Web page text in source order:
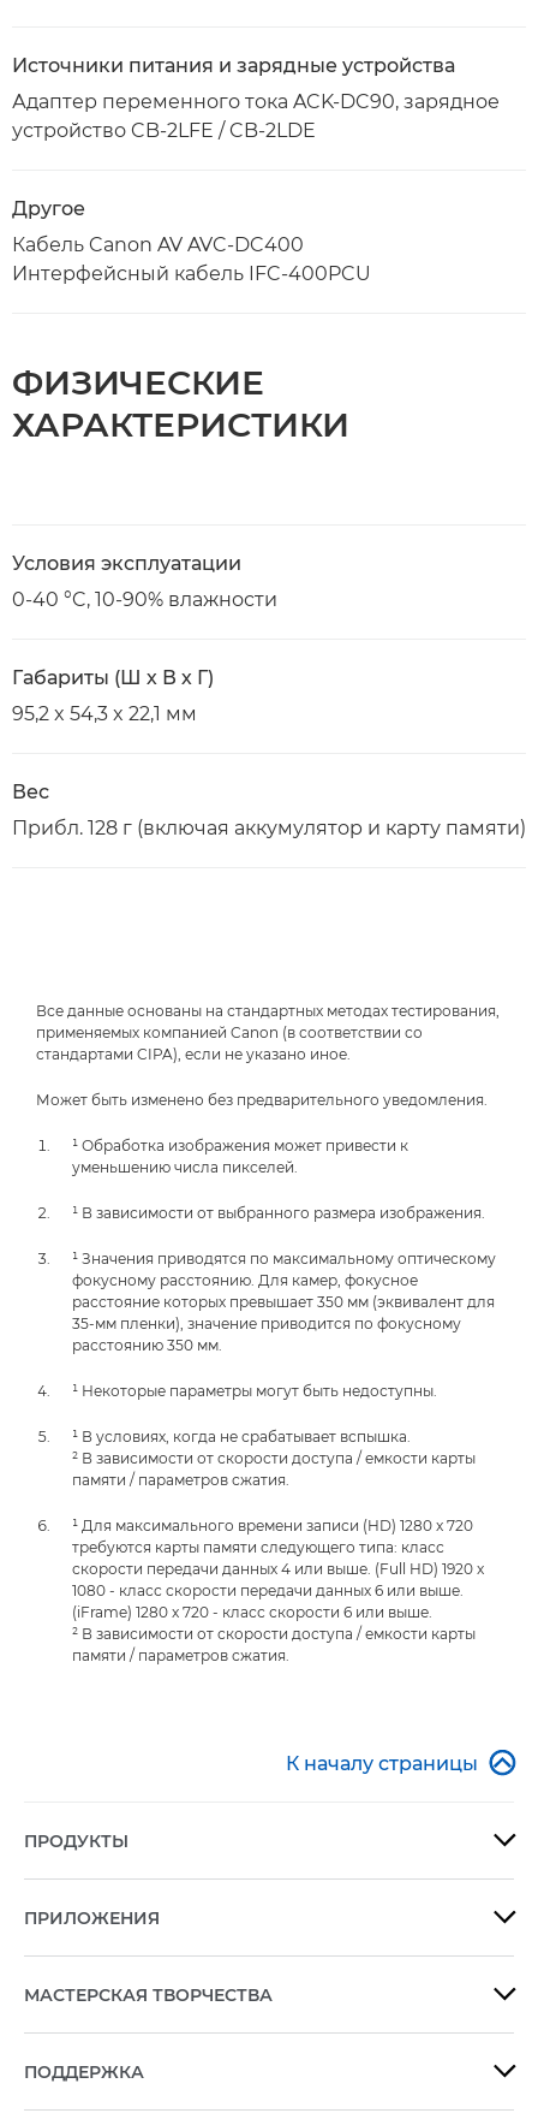
Источники питания и зарядные устройства
Адаптер переменного тока ACK-DC90, зарядное
устройство CB-2LFE / CB-2LDE
Другое
Кабель Canon AV AVC-DC400
Интерфейсный кабель IFC-400PCU
ФИЗИЧЕСКИЕ
ХАРАКТЕРИСТИКИ
Условия эксплуатации
0-40 °C, 10-90% влажности
Габариты (Ш х В х Г)
95,2 x 54,3 x 22,1 мм
Вес
Прибл. 128 г (включая аккумулятор и карту памяти)
Все данные основаны на стандартных методах тестирования,
применяемых компанией Canon (в соответствии со
стандартами CIPA), если не указано иное.
Может быть изменено без предварительного уведомления.
¹ Обработка изображения может привести к
уменьшению числа пикселей.
¹ В зависимости от выбранного размера изображения.
¹ Значения приводятся по максимальному оптическому
фокусному расстоянию. Для камер, фокусное
расстояние которых превышает 350 мм (эквивалент для
35-мм пленки), значение приводится по фокусному
расстоянию 350 мм.
¹ Некоторые параметры могут быть недоступны.
¹ В условиях, когда не срабатывает вспышка.
² В зависимости от скорости доступа / емкости карты
памяти / параметров сжатия.
¹ Для максимального времени записи (HD) 1280 x 720
требуются карты памяти следующего типа: класс
скорости передачи данных 4 или выше. (Full HD) 1920 x
1080 - класс скорости передачи данных 6 или выше.
(iFrame) 1280 x 720 - класс скорости 6 или выше.
² В зависимости от скорости доступа / емкости карты
памяти / параметров сжатия.
К началу страницы 
ПРОДУКТЫ 
ПРИЛОЖЕНИЯ 
МАСТЕРСКАЯ ТВОРЧЕСТВА 
ПОДДЕРЖКА 